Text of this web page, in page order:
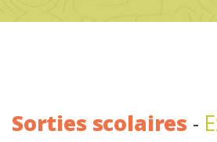
Sorties scolaires -